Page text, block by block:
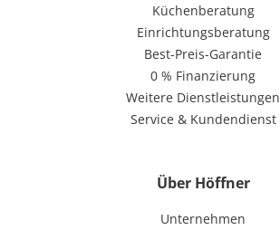
Küchenberatung
Einrichtungsberatung
Best-Preis-Garantie
0 % Finanzierung
Weitere Dienstleistungen
Service & Kundendienst
Über Höffner
Unternehmen